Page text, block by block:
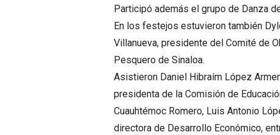
Participó además el grupo de Danza
En los festejos estuvieron también
Villanueva, presidente del Comité de
Pesquero de Sinaloa.
Asistieron Daniel Hibraím López
presidenta de la Comisión de
Cuauhtémoc Romero, Luis Antonio
directora de Desarrollo Económico,